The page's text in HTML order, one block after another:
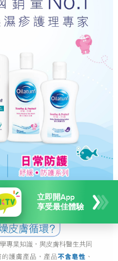
立即開App
享受最佳體驗